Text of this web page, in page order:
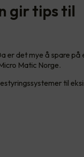
gir tips til
er det mye å spare på
Matic Norge.
til